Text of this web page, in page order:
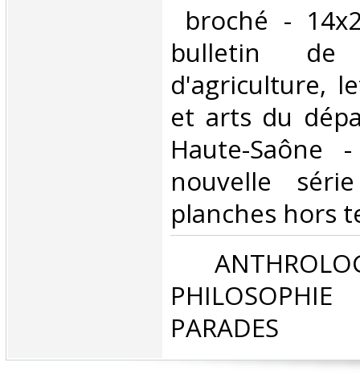
broché -
bulletin
d'agriculture,
et arts du
Haute-Saône
nouvelle
planches hors
PHILOSOPHIE
PARADES‎